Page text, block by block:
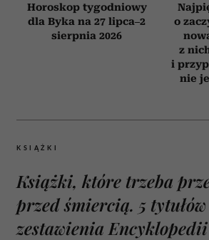
Horoskop tygodniowy
dla Byka na 27 lipca–2
sierpnia 2026
o
z
i
nie
KSIĄŻKI
Książki, które trzeba
przed śmiercią. 5
zestawienia